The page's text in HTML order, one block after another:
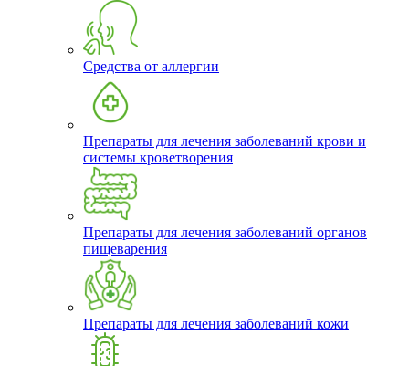
Средства от аллергии
Препараты для лечения заболеваний крови и
системы кроветворения
Препараты для лечения заболеваний органов
пищеварения
Препараты для лечения заболеваний кожи